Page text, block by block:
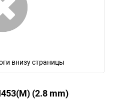
внизу страницы
(2.8 mm)